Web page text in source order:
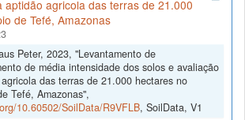
aptidão agricola das terras de 21.000
de Tefé, Amazonas
Peter, 2023, "Levantamento de
de média intensidade dos solos e avaliação
das terras de 21.000 hectares no
Tefé, Amazonas",
10.60502/SoilData/R9VFLB, SoilData, V1